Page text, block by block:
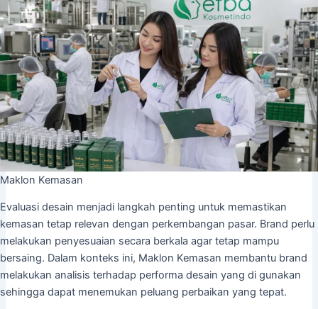
Maklon Kemasan
Evaluasi desain menjadi langkah penting untuk memastikan
kemasan tetap relevan dengan perkembangan pasar. Brand perlu
melakukan penyesuaian secara berkala agar tetap mampu
bersaing. Dalam konteks ini, Maklon Kemasan membantu brand
melakukan analisis terhadap performa desain yang di gunakan
sehingga dapat menemukan peluang perbaikan yang tepat.